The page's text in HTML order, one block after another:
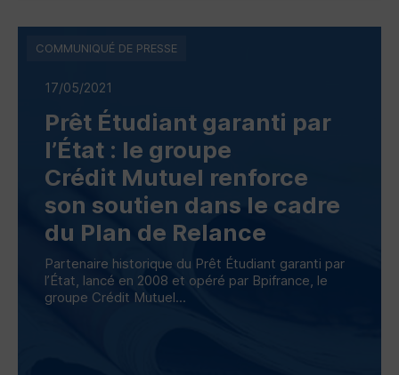
17/05/2021
Prêt Étudiant garanti par
l’État : le groupe
Crédit Mutuel renforce
son soutien dans le cadre
du Plan de Relance
Partenaire historique du Prêt Étudiant garanti par
l’État, lancé en 2008 et opéré par Bpifrance, le
groupe Crédit Mutuel...
COMMUNIQUÉ DE PRESSE